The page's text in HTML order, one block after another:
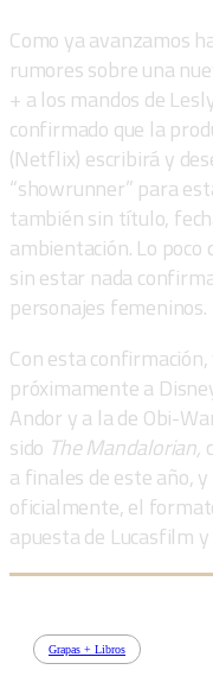
Como ya avanzamos
rumores sobre una
+ a los mandos de
confirmado que la
(Netflix) escribirá y
“showrunner” para
también sin título,
ambientación. Lo poco
sin estar nada
personajes femeninos.
Con esta
próximamente a
Andor y a la de Obi-
sido The Mandalorian,
a finales de este año,
oficialmente, el
apuesta de Lucasfilm y
Grapas + Libros